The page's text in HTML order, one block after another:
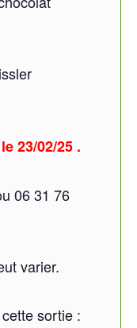
23/02/25 .
06 31 76
varier.
sortie :